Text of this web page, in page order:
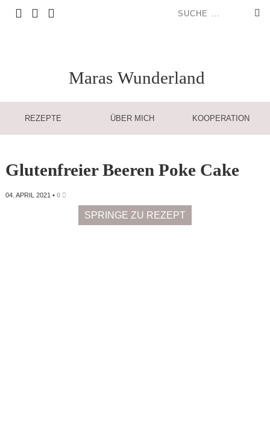
Maras Wunderland
REZEPTE ÜBER MICH KOOPERATION
Glutenfreier Beeren Poke Cake
04. APRIL 2021 • 0
SPRINGE ZU REZEPT